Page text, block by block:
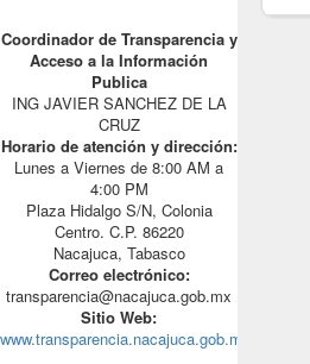
Coordinador de Transparencia y
Acceso a la Información
Publica
ING JAVIER SANCHEZ DE LA
CRUZ
Horario de atención y dirección:
Lunes a Viernes de 8:00 AM a
4:00 PM
Plaza Hidalgo S/N, Colonia
Centro. C.P. 86220
Nacajuca, Tabasco
Correo electrónico:
transparencia@nacajuca.gob.mx
Sitio Web:
www.transparencia.nacajuca.gob.mx